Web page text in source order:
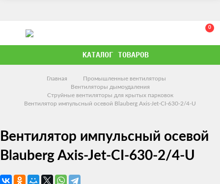
0
КАТАЛОГ ТОВАРОВ
Главная
Промышленные вентиляторы
Вентиляторы дымоудаления
Струйные вентиляторы для крытых парковок
Вентилятор импульсный осевой Blauberg Axis-Jet-CI-630-2/4-U
Вентилятор импульсный осевой
Blauberg Axis-Jet-CI-630-2/4-U